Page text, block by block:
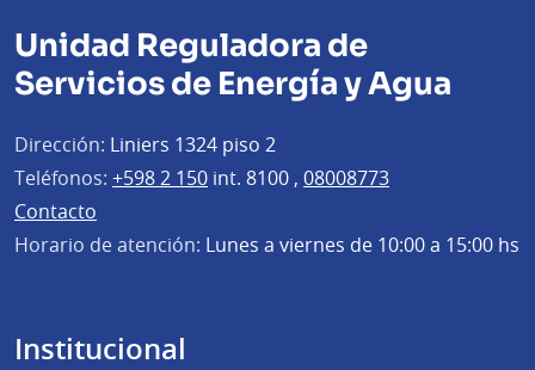
Unidad Reguladora de
Servicios de Energía y Agua
Dirección: Liniers 1324 piso 2
Teléfonos: +598 2 150 int. 8100 , 08008773
Contacto
Horario de atención: Lunes a viernes de 10:00 a 15:00 hs
Institucional